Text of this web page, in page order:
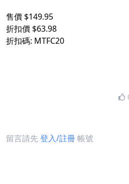
售價 $149.95
折扣價 $63.98
折扣碼: MTFC20
留言請先登入/註冊帳號